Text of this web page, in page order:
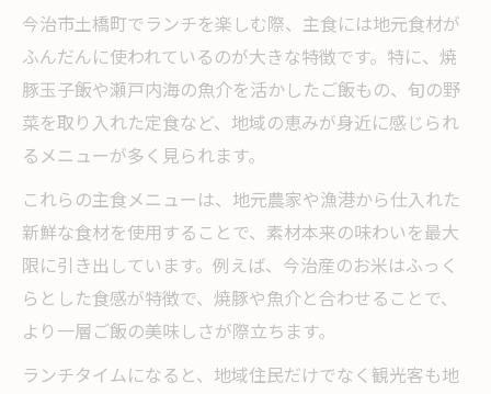
今治市土橋町でランチを楽しむ際、主食には地元食材が
ふんだんに使われているのが大きな特徴です。特に、焼
豚玉子飯や瀬戸内海の魚介を活かしたご飯もの、旬の野
菜を取り入れた定食など、地域の恵みが身近に感じられ
るメニューが多く見られます。
これらの主食メニューは、地元農家や漁港から仕入れた
新鮮な食材を使用することで、素材本来の味わいを最大
限に引き出しています。例えば、今治産のお米はふっく
らとした食感が特徴で、焼豚や魚介と合わせることで、
より一層ご飯の美味しさが際立ちます。
ランチタイムになると、地域住民だけでなく観光客も地